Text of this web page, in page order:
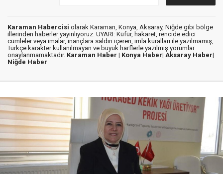
Karaman Habercisi olarak Karaman, Konya, Aksaray, Niğde gibi bölge
illerinden haberler yayınlıyoruz. UYARI: Küfür, hakaret, rencide edici
cümleler veya imalar, inançlara saldırı içeren, imla kuralları ile yazılmamış,
Türkçe karakter kullanılmayan ve büyük harflerle yazılmış yorumlar
onaylanmamaktadır. Karaman Haber | Konya Haber| Aksaray Haber|
Niğde Haber